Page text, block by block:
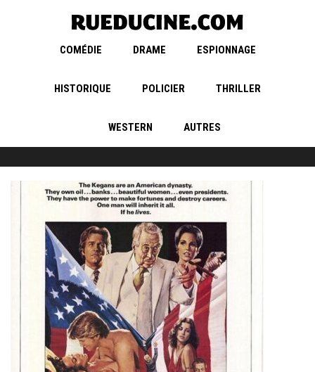
COMÉDIE DRAME ESPIONNAGE
HISTORIQUE POLICIER THRILLER
WESTERN AUTRES